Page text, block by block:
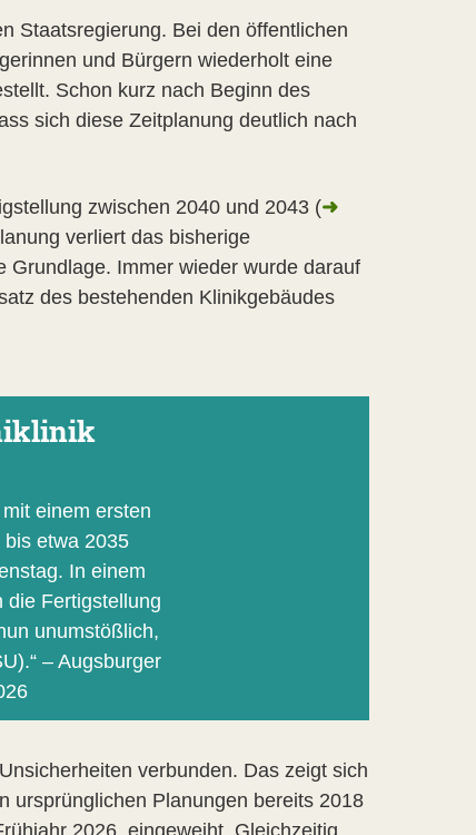
Staatsregierung. Bei den öffentlichen
und Bürgern wiederholt eine
Schon kurz nach Beginn des
sich diese Zeitplanung deutlich nach
zwischen 2040 und 2043 (➜
verliert das bisherige
Grundlage. Immer wieder wurde darauf
des bestehenden Klinikgebäudes
einem ersten
etwa 2035
In einem
die Fertigstellung
unumstößlich,
– Augsburger
verbunden. Das zeigt sich
ursprünglichen Planungen bereits 2018
2026, eingeweiht. Gleichzeitig